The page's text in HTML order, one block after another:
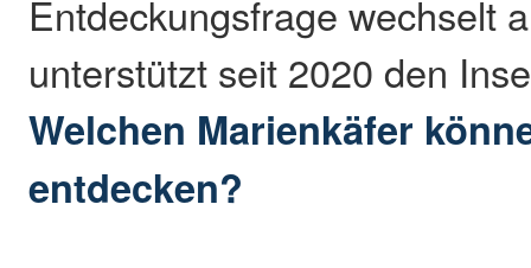
Entdeckungsfrage wechselt
unterstützt seit 2020 den
Welchen Marienkäfer
entdecken?